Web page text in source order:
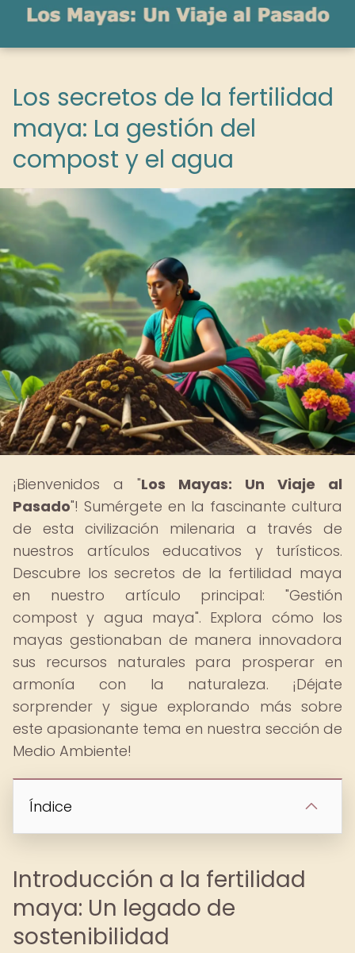
Los secretos de la fertilidad
maya: La gestión del
compost y el agua
¡Bienvenidos a "Los Mayas: Un Viaje al
Pasado"! Sumérgete en la fascinante cultura
de esta civilización milenaria a través de
nuestros artículos educativos y turísticos.
Descubre los secretos de la fertilidad maya
en nuestro artículo principal: "Gestión
compost y agua maya". Explora cómo los
mayas gestionaban de manera innovadora
sus recursos naturales para prosperar en
armonía con la naturaleza. ¡Déjate
sorprender y sigue explorando más sobre
este apasionante tema en nuestra sección de
Medio Ambiente!
Índice
Introducción a la fertilidad
maya: Un legado de
sostenibilidad